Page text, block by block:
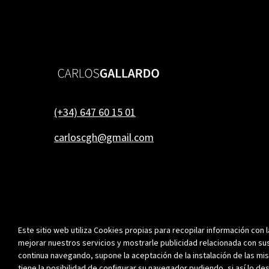
Este sitio web utiliza Cookies propias para recopilar información con
mejorar nuestros servicios y mostrarle publicidad relacionada con
continua navegando, supone la aceptación de la instalación de las
(+34) 647 60 15 01
carloscgh@gmail.com